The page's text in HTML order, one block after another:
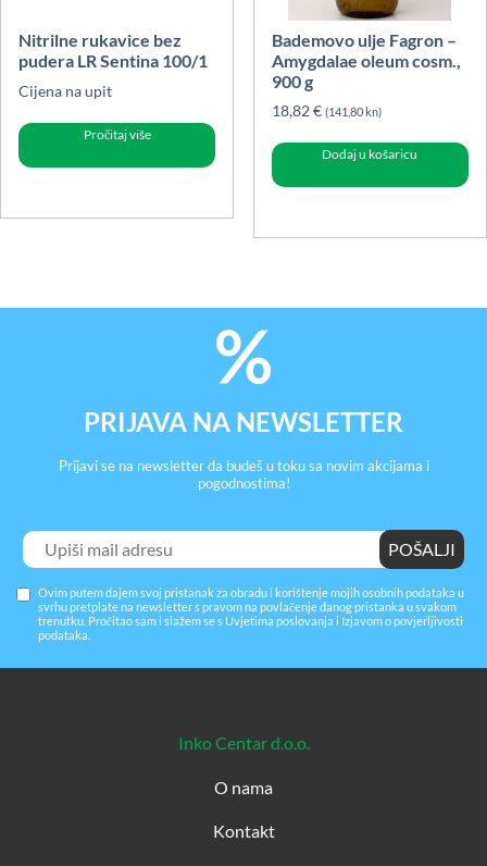
Nitrilne rukavice bez
pudera LR Sentina 100/1
Cijena na upit
Pročitaj više
Bademovo ulje Fagron –
Amygdalae oleum cosm.,
900 g
18,82€ (141,80 kn)
Dodaj u košaricu
PRIJAVA NA NEWSLETTER
Prijavi se na newsletter da budeš u toku sa novim akcijama i
pogodnostima!
Ovim putem dajem svoj pristanak za obradu i korištenje mojih osobnih podataka u
svrhu pretplate na newsletter s pravom na povlačenje danog pristanka u svakom
trenutku. Pročitao sam i slažem se s Uvjetima poslovanja i Izjavom o povjerljivosti
podataka
Inko Centar d.o.o.
O nama
Kontakt